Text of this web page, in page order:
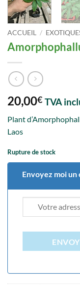
ACCUEIL /
20,00€ TVA
Plant
Laos
Rupture de stock
Envoyez moi un